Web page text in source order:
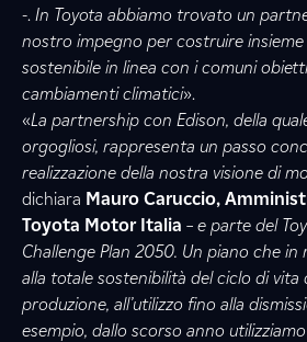
-. In Toyota abbiamo trovato un
nostro impegno per costruire
sostenibile in linea con i comuni
cambiamenti climatici».
«La partnership con Edison, della
orgogliosi, rappresenta un passo
realizzazione della nostra visione di
dichiara Mauro Caruccio,
Toyota Motor Italia – e parte del
Challenge Plan 2050. Un piano che
alla totale sostenibilità del ciclo di vita
produzione, all’utilizzo fino alla
esempio, dallo scorso anno